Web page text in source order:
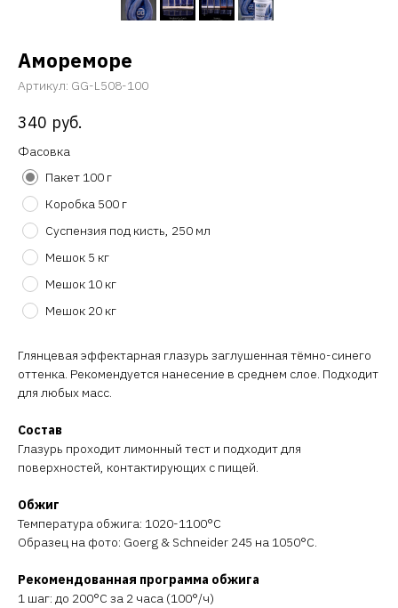
Амореморе
Артикул: GG-L508-100
340 руб.
Фасовка
Пакет 100 г
Коробка 500 г
Суспензия под кисть, 250 мл
Мешок 5 кг
Мешок 10 кг
Мешок 20 кг
Глянцевая эффектарная глазурь заглушенная тёмно-синего
оттенка. Рекомендуется нанесение в среднем слое. Подходит
для любых масс.
Состав
Глазурь проходит лимонный тест и подходит для
поверхностей, контактирующих с пищей.
Обжиг
Температура обжига: 1020-1100°C
Образец на фото: Goerg & Schneider 245 на 1050°C.
Рекомендованная программа обжига
1 шаг: до 200°C за 2 часа (100°/ч)